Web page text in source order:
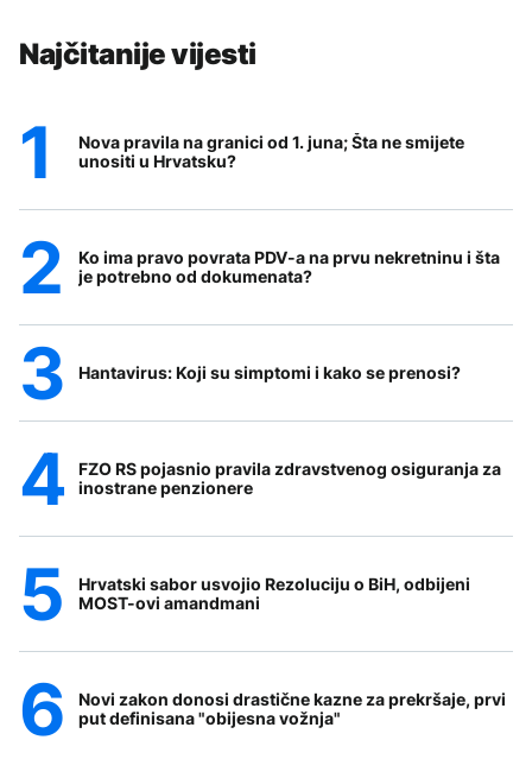
Najčitanije vijesti
Nova pravila na granici od 1. juna; Šta ne smijete
unositi u Hrvatsku?
Ko ima pravo povrata PDV-a na prvu nekretninu i šta
je potrebno od dokumenata?
Hantavirus: Koji su simptomi i kako se prenosi?
FZO RS pojasnio pravila zdravstvenog osiguranja za
inostrane penzionere
Hrvatski sabor usvojio Rezoluciju o BiH, odbijeni
MOST-ovi amandmani
Novi zakon donosi drastične kazne za prekršaje, prvi
put definisana "obijesna vožnja"